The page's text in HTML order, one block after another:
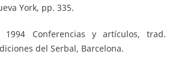
York, pp. 335.
1994 Conferencias y artículos, trad.
del Serbal, Barcelona.